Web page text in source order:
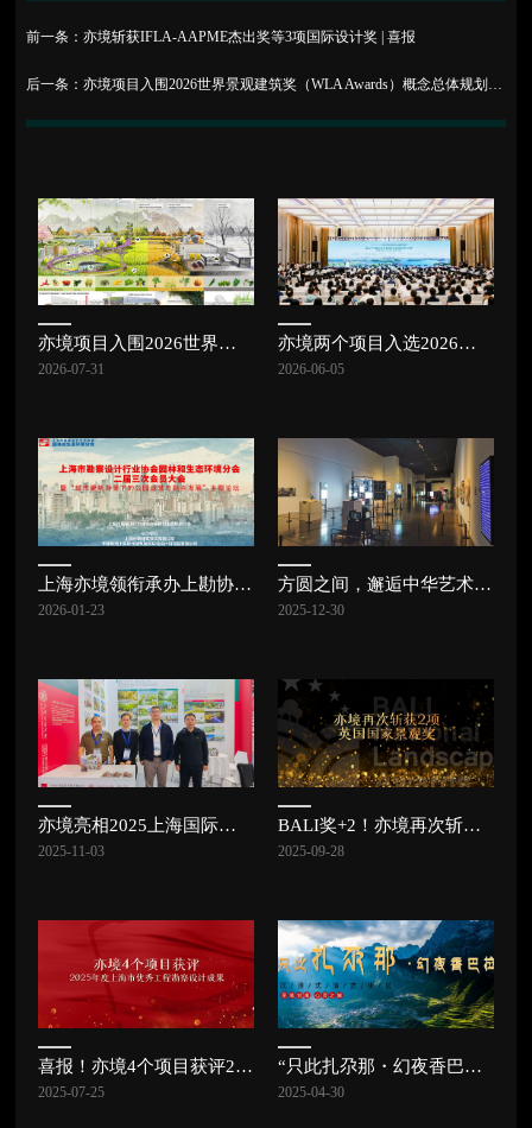
前一条：亦境斩获IFLA-AAPME杰出奖等3项国际设计奖 | 喜报
亦境项目入围2026世界景观建筑奖（WLA Awards）概念总体规划与城市设计方向| 亦讯
2026-07-31
亦境两个项目入选2026中国风景园林学会规划设计大会专题研讨交流项目 | 亦讯
2026-06-05
上海亦境领衔承办上勘协园林和生态环境分会二届三次会员大会，共探公园发展新路径 | 亦讯
2026-01-23
方圆之间，邂逅中华艺术宫的东方美学 | 亦讯
2025-12-30
亦境亮相2025上海国际城市与建筑博览会 | 亦讯
2025-11-03
BALI奖+2！亦境再次斩获2项英国国家景观奖
2025-09-28
喜报！亦境4个项目获评2025年度上海市优秀工程勘察设计成果
2025-07-25
“只此扎尕那・幻夜香巴拉”沉浸式演艺街区项目成功签约，扎尕那康养文旅小镇再绽新花！
2025-04-30